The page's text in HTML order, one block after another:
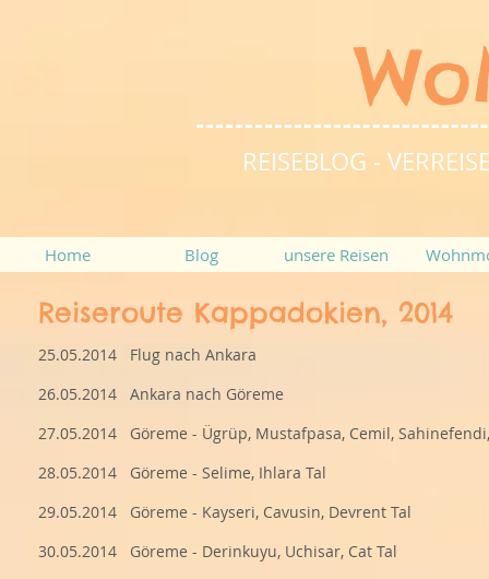
REISEBLOG -
Home Blog unsere Reisen
Reiseroute Kappadokien, 2014
25.05.2014 Flug nach Ankara
26.05.2014 Ankara nach Göreme
27.05.2014 Göreme - Ügrüp, Mustafpasa, Cemil,
28.05.2014 Göreme - Selime, Ihlara Tal
29.05.2014 Göreme - Kayseri, Cavusin, Devrent Tal
30.05.2014 Göreme - Derinkuyu, Uchisar, Cat Tal